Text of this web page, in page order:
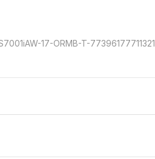
17-ORMB-T-77396177711321